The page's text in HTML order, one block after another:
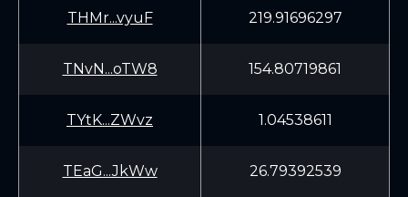
THMr...vyuF 219.91696297
TNvN...oTW8 154.80719861
TYtK...ZWvz 1.04538611
TEaG...JkWw 26.79392539